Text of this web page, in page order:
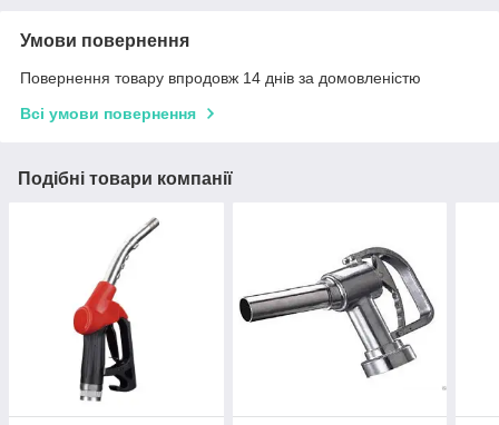
Умови повернення
Повернення товару впродовж 14 днів за домовленістю
Всі умови повернення
Подібні товари компанії